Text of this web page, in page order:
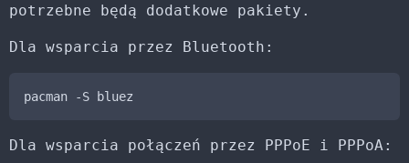
potrzebne będą dodatkowe pakiety.
Dla wsparcia przez Bluetooth:
pacman -S bluez
Dla wsparcia połączeń przez PPPoE i PPPoA: